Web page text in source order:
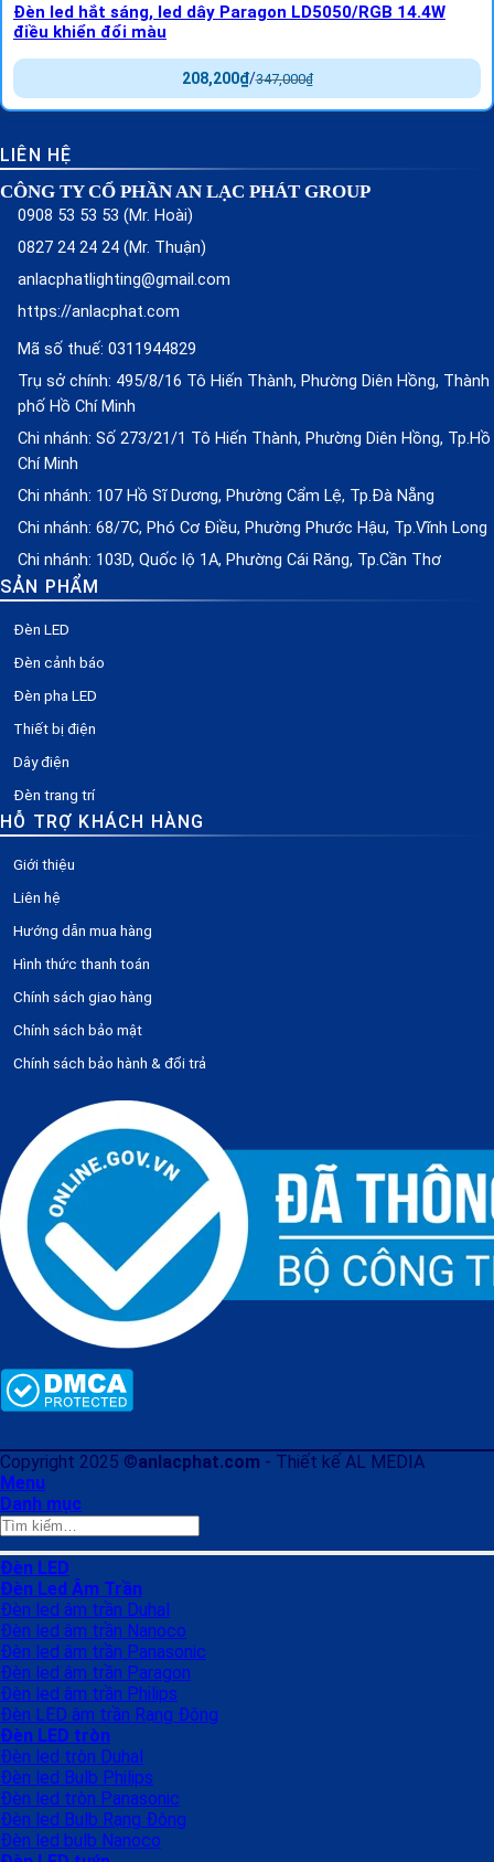
Đèn led hắt sáng, led dây Paragon LD5050/RGB 14.4W
điều khiển đổi màu
347,000₫
/
208,200₫
LIÊN HỆ
CÔNG TY CỔ PHẦN AN LẠC PHÁT GROUP
0908 53 53 53 (Mr. Hoài)
0827 24 24 24 (Mr. Thuận)
anlacphatlighting@gmail.com
https://anlacphat.com
Mã số thuế: 0311944829
Trụ sở chính: 495/8/16 Tô Hiến Thành, Phường Diên Hồng, Thành
phố Hồ Chí Minh
Chi nhánh: Số 273/21/1 Tô Hiến Thành, Phường Diên Hồng, Tp.Hồ
Chí Minh
Chi nhánh: 107 Hồ Sĩ Dương, Phường Cẩm Lệ, Tp.Đà Nẵng
Chi nhánh: 68/7C, Phó Cơ Điều, Phường Phước Hậu, Tp.Vĩnh Long
Chi nhánh: 103D, Quốc lộ 1A, Phường Cái Răng, Tp.Cần Thơ
SẢN PHẨM
Đèn LED
Đèn cảnh báo
Đèn pha LED
Thiết bị điện
Dây điện
Đèn trang trí
HỖ TRỢ KHÁCH HÀNG
Giới thiệu
Liên hệ
Hướng dẫn mua hàng
Hình thức thanh toán
Chính sách giao hàng
Chính sách bảo mật
Chính sách bảo hành & đổi trả
Copyright 2025 ©anlacphat.com - Thiết kế AL MEDIA
Menu
Danh mục
Tìm
Đèn LED
Đèn Led Âm Trần
Đèn led âm trần Duhal
Đèn led âm trần Nanoco
Đèn led âm trần Panasonic
Đèn led âm trần Paragon
Đèn led âm trần Philips
Đèn LED âm trần Rạng Đông
Đèn LED tròn
Đèn led tròn Duhal
Đèn led Bulb Philips
Đèn led tròn Panasonic
Đèn led Bulb Rạng Đông
Đèn led bulb Nanoco